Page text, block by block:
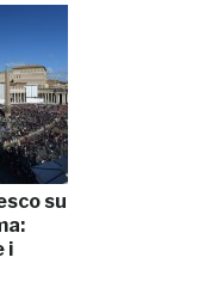
su
i